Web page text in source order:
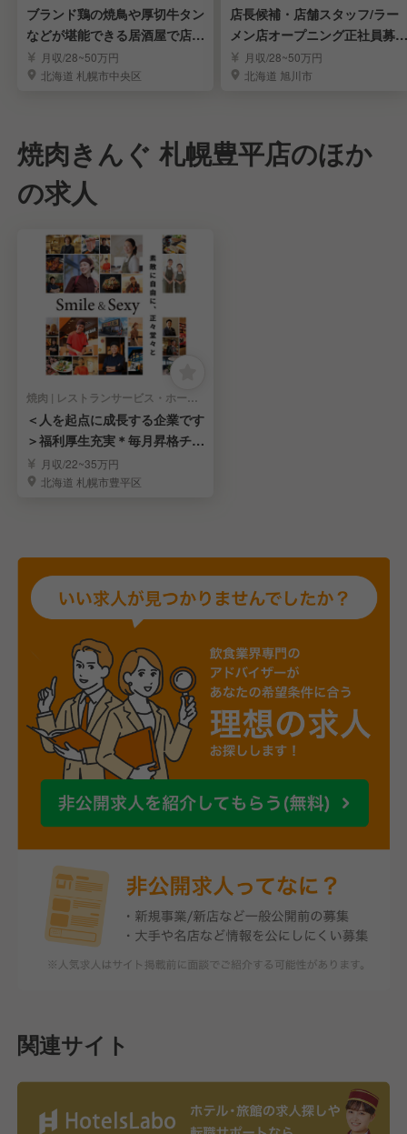
ブランド鶏の焼鳥や厚切牛タン
などが堪能できる居酒屋で店
長・店長候補
月収/28~50万円
北海道 札幌市中央区
店長候補・店舗スタッフ/ラー
メン店オープニング正社員募
集！月収/28~50万円
北海道 旭川市
焼肉きんぐ 札幌豊平店のほか
の求人
焼肉 | レストランサービス・ホールスタッフ
＜人を起点に成長する企業です
＞福利厚生充実＊毎月昇格チャ
ンス＊固定残業無し
月収/22~35万円
北海道 札幌市豊平区
関連サイト